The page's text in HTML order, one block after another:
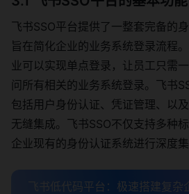
飞书SSO平台提供了一整套完备的
旨在简化企业的业务系统登录流程
业可以实现单点登录，让员工只需
问所有相关的业务系统登录。飞书
包括用户身份认证、凭证管理、以
无缝集成。飞书SSO不仅支持多种
企业现有的身份认证系统进行深度集
飞书低代码平台：极速搭建复杂